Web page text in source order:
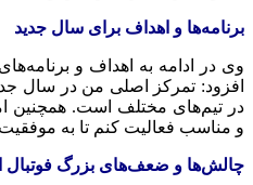
برنامه‌ها و اهداف برای سال جدید
وی در ادامه به اهداف و
افزود: تمرکز اصلی من در سال
در تیم‌های مختلف است. همچنین
و مناسب فعالیت کنم تا به
چالش‌ها و ضعف‌های بزرگ فوتبال